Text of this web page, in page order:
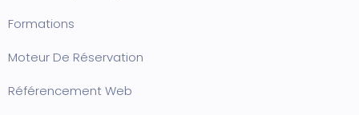
Formations
Moteur De Réservation
Référencement Web